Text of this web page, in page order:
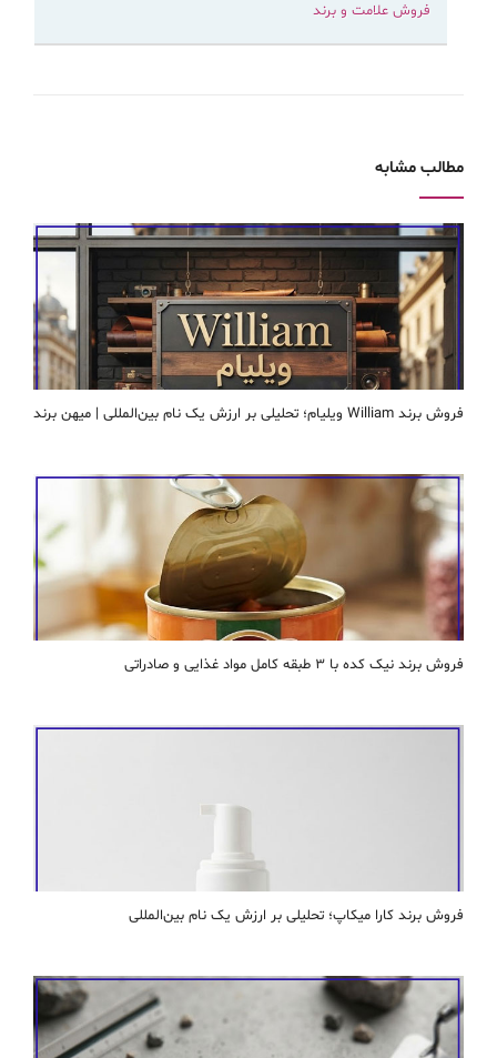
فروش علامت و برند
مطالب مشابه
فروش برند William ویلیام؛ تحلیلی بر ارزش یک نام بین‌المللی | میهن برند
فروش برند نیک کده با ۳ طبقه کامل مواد غذایی و صادراتی
فروش برند کارا ميكاپ؛ تحلیلی بر ارزش یک نام بین‌المللی